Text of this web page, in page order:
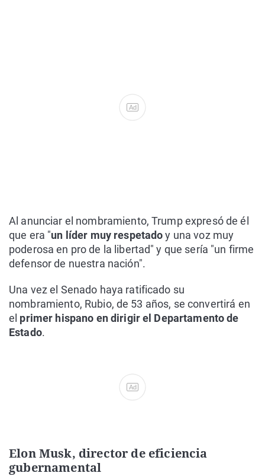
Ad
Al anunciar el nombramiento, Trump expresó de él
que era "un líder muy respetadoy una voz muy
poderosa en pro de la libertad" y que sería "un firme
defensor de nuestra nación".
Una vez el Senado haya ratificado su
nombramiento, Rubio, de 53 años, se convertirá en
el primer hispano en dirigir el Departamento de
Estado.
Ad
Elon Musk, director de eficiencia
gubernamental